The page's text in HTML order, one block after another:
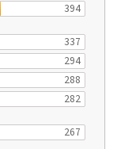
394
337
294
288
282
267